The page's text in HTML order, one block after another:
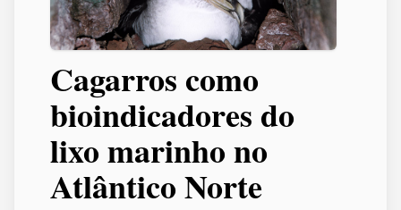
Cagarros como
bioindicadores do
lixo marinho no
Atlântico Norte